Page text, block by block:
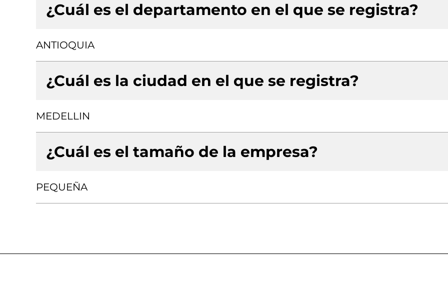
¿Cuál es el departamento en el que se registra?
ANTIOQUIA
¿Cuál es la ciudad en el que se registra?
MEDELLIN
¿Cuál es el tamaño de la empresa?
PEQUEÑA